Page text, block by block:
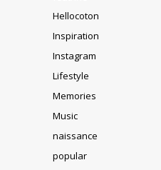
Hellocoton
Inspiration
Instagram
Lifestyle
Memories
Music
naissance
popular